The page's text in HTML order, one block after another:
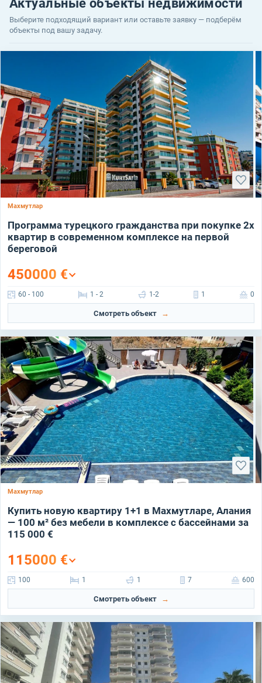
Актуальные объекты недвижимости
Выберите подходящий вариант или оставьте заявку — подберём
объекты под вашу задачу.
Махмутлар
Программа турецкого гражданства при покупке 2х
квартир в современном комплексе на первой
береговой
450000 €
60 - 100 1 - 2 1-2 1 0
Смотреть объект
Махмутлар
Купить новую квартиру 1+1 в Махмутларе, Алания
— 100 м² без мебели в комплексе с бассейнами за
115 000 €
115000 €
100 1 1 7 600
Смотреть объект